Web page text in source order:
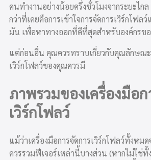
คนทำงานอย่างน้อยครึ่งชั่วโมงจากระยะไกล
กว่าที่เคยคือการเข้าใจการจัดการเวิร์กโฟล
มัน เพื่อหาทางออกที่ดีที่สุดสำหรับองค์กรข
แต่ก่อนอื่น คุณควรทราบเกี่ยวกับคุณลักษณ
เวิร์กโฟลว์ของคุณควรมี
ภาพรวมของเครื่องมือก
เวิร์กโฟลว์
แม้ว่าเครื่องมือการจัดการเวิร์กโฟลว์ทั้งหม
ควรรวมฟีเจอร์เหล่านี้บางส่วน (หากไม่ใช่